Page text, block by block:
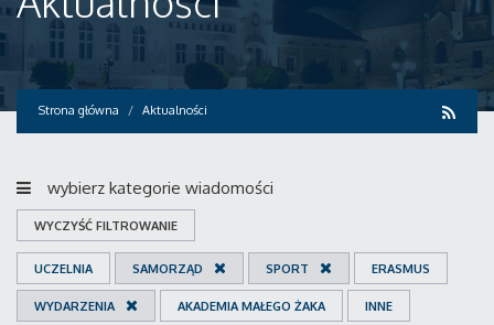
Strona główna Aktualności
wybierz kategorie wiadomości
WYCZYŚĆ FILTROWANIE
UCZELNIA SAMORZĄD SPORT ERASMUS
WYDARZENIA AKADEMIA MAŁEGO ŻAKA INNE